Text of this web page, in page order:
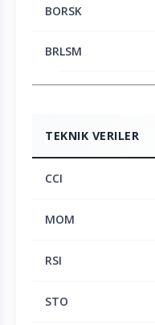
BORSK
BRLSM
TEKNIK VERILER
CCI
MOM
RSI
STO